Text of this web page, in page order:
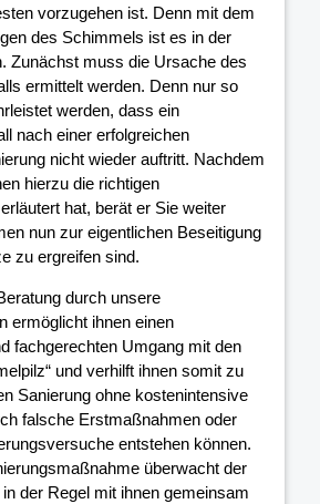
vorzugehen ist. Denn mit dem
des Schimmels ist es in der
Zunächst muss die Ursache des
ermittelt werden. Denn nur so
werden, dass ein
nach einer erfolgreichen
nicht wieder auftritt. Nachdem
hierzu die richtigen
hat, berät er Sie weiter
nun zur eigentlichen Beseitigung
zu ergreifen sind.
durch unsere
ermöglicht ihnen einen
fachgerechten Umgang mit den
und verhilft ihnen somit zu
Sanierung ohne kostenintensive
falsche Erstmaßnahmen oder
entstehen können.
überwacht der
der Regel mit ihnen gemeinsam